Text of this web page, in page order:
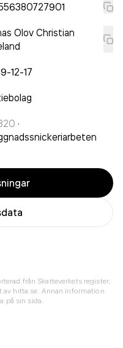
Olov Christian
12-17
·
från Skatteverkets register,
av hitta.se. Annan information
på sin sida.